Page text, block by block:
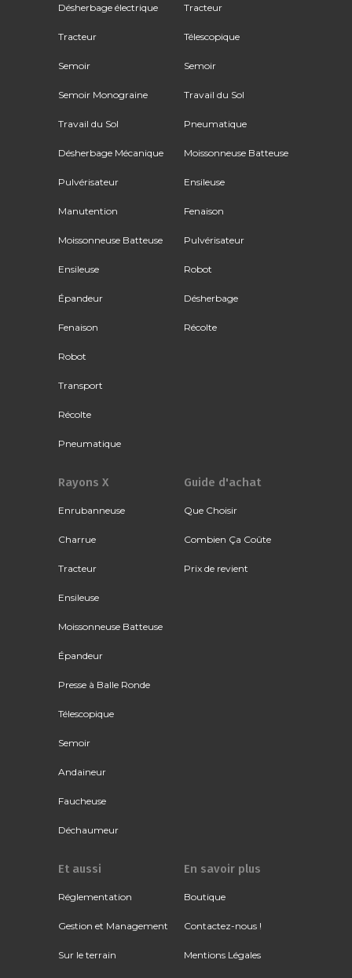
Désherbage électrique
Tracteur
Semoir
Semoir Monograine
Travail du Sol
Désherbage Mécanique
Pulvérisateur
Manutention
Moissonneuse Batteuse
Ensileuse
Épandeur
Fenaison
Robot
Transport
Récolte
Pneumatique
Tracteur
Télescopique
Semoir
Travail du Sol
Pneumatique
Moissonneuse Batteuse
Ensileuse
Fenaison
Pulvérisateur
Robot
Désherbage
Récolte
Rayons X
Enrubanneuse
Charrue
Tracteur
Ensileuse
Moissonneuse Batteuse
Épandeur
Presse à Balle Ronde
Télescopique
Semoir
Andaineur
Faucheuse
Déchaumeur
Guide d'achat
Que Choisir
Combien Ça Coûte
Prix de revient
Et aussi
Réglementation
Gestion et Management
Sur le terrain
En savoir plus
Boutique
Contactez-nous !
Mentions Légales